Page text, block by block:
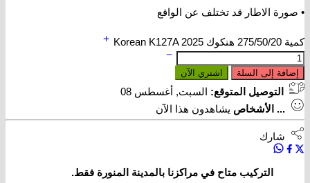
• صورة الاطار قد تختلف عن الواقع
كمية 275/50/20 هنكوك Korean K127A 2025
إضافة إلى السلة اشتري الآن
التوصيل المتوقع:
السبت, أغسطس 08
...
الأشخاص يشاهدون هذا الآن
شارك
التركيب متاح في مراكزنا بالمدينة المنورة فقط.